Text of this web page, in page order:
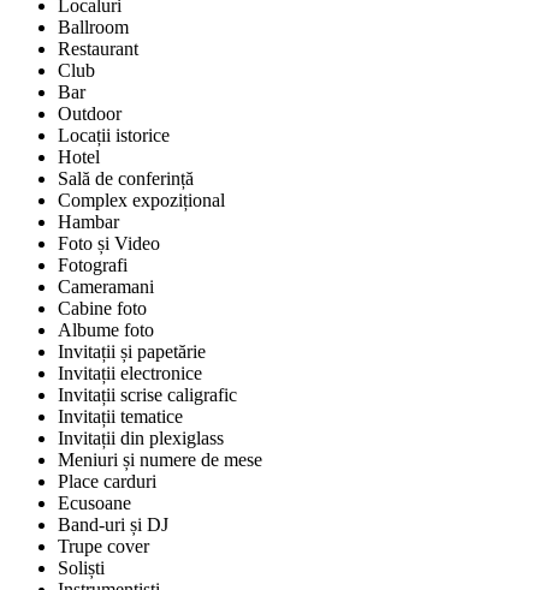
Localuri
Ballroom
Restaurant
Club
Bar
Outdoor
Locații istorice
Hotel
Sală de conferință
Complex expozițional
Hambar
Foto și Video
Fotografi
Cameramani
Cabine foto
Albume foto
Invitații și papetărie
Invitații electronice
Invitații scrise caligrafic
Invitații tematice
Invitații din plexiglass
Meniuri și numere de mese
Place carduri
Ecusoane
Band-uri și DJ
Trupe cover
Soliști